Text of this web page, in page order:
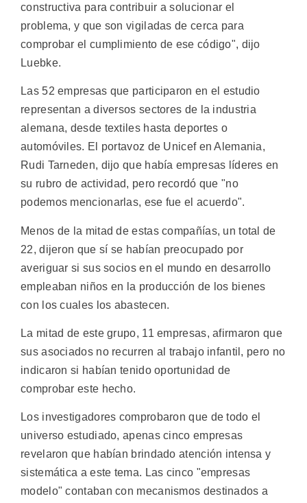
constructiva para contribuir a solucionar el
problema, y que son vigiladas de cerca para
comprobar el cumplimiento de ese código", dijo
Luebke.
Las 52 empresas que participaron en el estudio
representan a diversos sectores de la industria
alemana, desde textiles hasta deportes o
automóviles. El portavoz de Unicef en Alemania,
Rudi Tarneden, dijo que había empresas líderes en
su rubro de actividad, pero recordó que "no
podemos mencionarlas, ese fue el acuerdo".
Menos de la mitad de estas compañías, un total de
22, dijeron que sí se habían preocupado por
averiguar si sus socios en el mundo en desarrollo
empleaban niños en la producción de los bienes
con los cuales los abastecen.
La mitad de este grupo, 11 empresas, afirmaron que
sus asociados no recurren al trabajo infantil, pero no
indicaron si habían tenido oportunidad de
comprobar este hecho.
Los investigadores comprobaron que de todo el
universo estudiado, apenas cinco empresas
revelaron que habían brindado atención intensa y
sistemática a este tema. Las cinco "empresas
modelo" contaban con mecanismos destinados a